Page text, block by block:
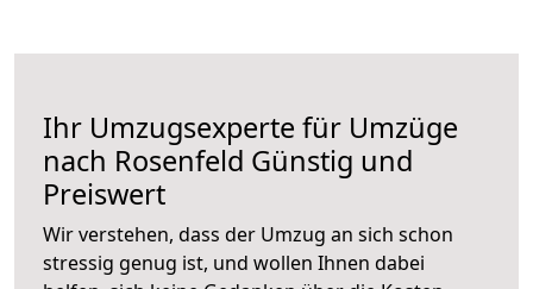
Ihr Umzugsexperte für Umzüge
nach Rosenfeld Günstig und
Preiswert
Wir verstehen, dass der Umzug an sich schon
stressig genug ist, und wollen Ihnen dabei